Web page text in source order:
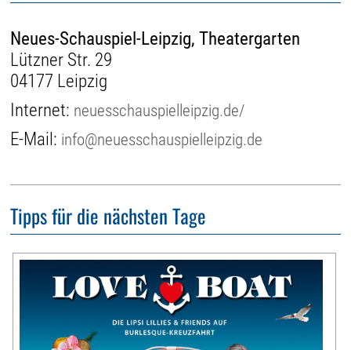
Neues-Schauspiel-Leipzig, Theatergarten
Lützner Str. 29
04177 Leipzig
Internet: neuesschauspielleipzig.de/
E-Mail: info@neuesschauspielleipzig.de
Tipps für die nächsten Tage